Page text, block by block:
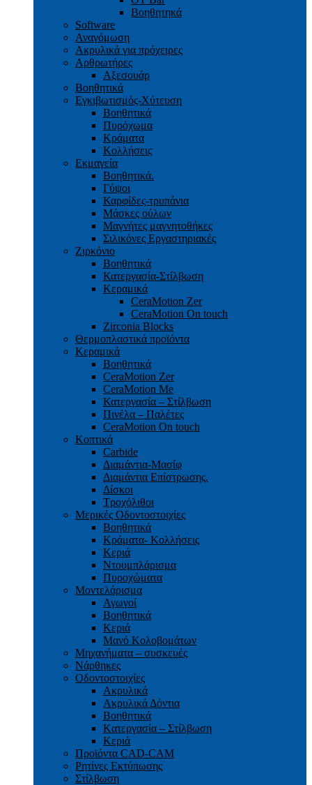
Bοηθητηκά
Software
Αναγόμωση
Ακρυλικά για πρόχειρες
Αρθρωτήρες
Αξεσουάρ
Βοηθητικά
Εγκιβωτισμός-Xύτευση
Βοηθητικά
Πυρόχωμα
Κράματα
Κολλήσεις
Εκμαγεία
Βοηθητικά.
Γύψοι
Καρφίδες-τρυπάνια
Μάσκες ούλων
Μαγνήτες μαγνητοθήκες
Σιλικόνες Εργαστηριακές
Ζιρκόνιο
Βοηθητικά
Κατεργασία-Στίλβωση
Κεραμικά
CeraMotion Zer
CeraMotion On touch
Zirconia Blocks
Θερμοπλαστικά προϊόντα
Κεραμικά
Βοηθητικά
CeraMotion Zer
CeraMotion Me
Κατεργασία – Στίλβωση
Πινέλα – Παλέτες
CeraMotion On touch
Κοπτικά
Carbide
Διαμάντια-Μασίφ
Διαμάντια Επίστρωσης.
Δίσκοι
Τροχόλιθοι
Μερικές Οδοντοστοιχίες
Bοηθητικά
Κράματα- Κολλήσεις
Κεριά
Ντουμπλάρισμα
Πυροχώματα
Μοντελάρισμα
Αγωγοί
Βoηθητικά
Κεριά
Μανό Κολοβομάτων
Μηχανήματα – συσκευές
Νάρθηκες
Οδοντοστοιχίες
Aκρυλικά
Ακρυλικά Δόντια
Βoηθητικά
Kατεργασία – Στίλβωση
Κεριά
Προϊόντα CAD-CAM
Ρητίνες Εκτύπωσης
Στίλβωση